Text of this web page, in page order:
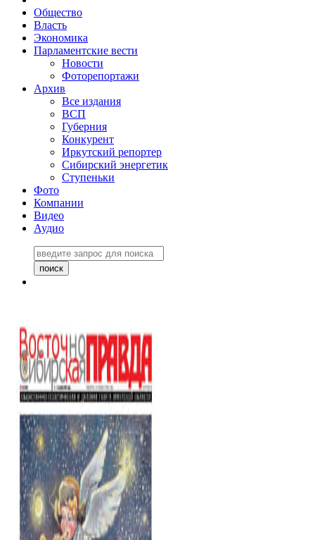
Общество
Власть
Экономика
Парламентские вести
Новости
Фоторепортажи
Архив
Все издания
ВСП
Губерния
Конкурент
Иркутский репортер
Сибирский энергетик
Ступеньки
Фото
Компании
Видео
Аудио